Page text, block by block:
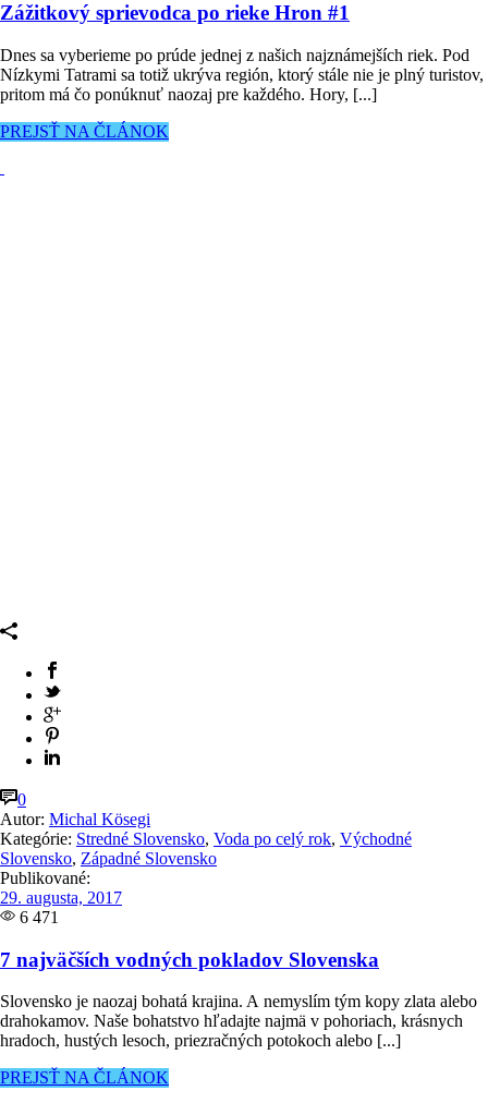
Zážitkový sprievodca po rieke Hron #1
Dnes sa vyberieme po prúde jednej z našich najznámejších riek. Pod
Nízkymi Tatrami sa totiž ukrýva región, ktorý stále nie je plný turistov,
pritom má čo ponúknuť naozaj pre každého. Hory, [...]
PREJSŤ NA ČLÁNOK
0
Autor: Michal Kösegi
Kategórie: Stredné Slovensko, Voda po celý rok, Východné
Slovensko, Západné Slovensko
Publikované:
29. augusta, 2017
6 471
7 najväčších vodných pokladov Slovenska
Slovensko je naozaj bohatá krajina. A nemyslím tým kopy zlata alebo
drahokamov. Naše bohatstvo hľadajte najmä v pohoriach, krásnych
hradoch, hustých lesoch, priezračných potokoch alebo [...]
PREJSŤ NA ČLÁNOK